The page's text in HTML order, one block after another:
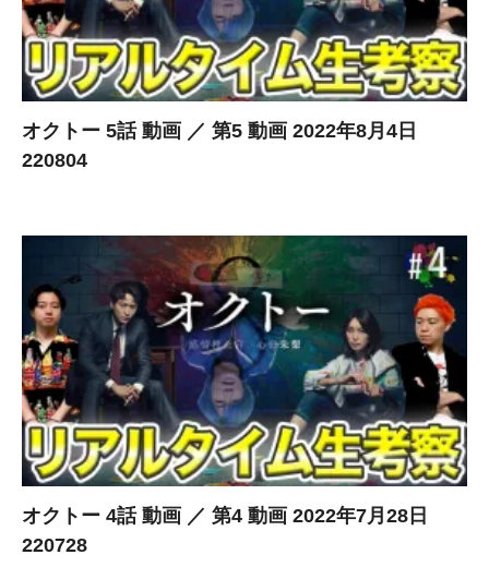
オクトー 5話 動画 ／ 第5 動画 2022年8月4日
220804
オクトー 4話 動画 ／ 第4 動画 2022年7月28日
220728